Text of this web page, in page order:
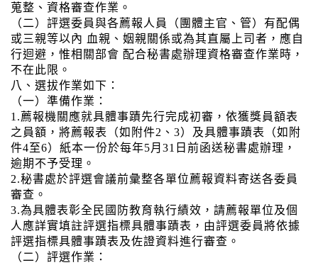
蒐整、資格審查作業。
（二）評選委員與各薦報人員（團體主官、管）有配偶
或三親等以內 血親、姻親關係或為其直屬上司者，應自
行迴避，惟相關部會 配合秘書處辦理資格審查作業時，
不在此限。
八、選拔作業如下：
（一）準備作業：
1.薦報機關應就具體事蹟先行完成初審，依獲獎員額表
之員額，將薦報表（如附件2、3）及具體事蹟表（如附
件4至6）紙本一份於每年5月31日前函送秘書處辦理，
逾期不予受理。
2.秘書處於評選會議前彙整各單位薦報資料寄送各委員
審查。
3.為具體表彰全民國防教育執行績效，請薦報單位及個
人應詳實填註評選指標具體事蹟表，由評選委員將依據
評選指標具體事蹟表及佐證資料進行審查。
（二）評選作業：